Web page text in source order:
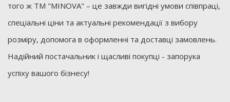
того ж ТМ "MINOVA" – це завжди вигідні умови співпраці,
спеціальні ціни та актуальні рекомендації з вибору
розміру, допомога в оформленні та доставці замовлень.
Надійний постачальник і щасливі покупці - запорука
успіху вашого бізнесу!